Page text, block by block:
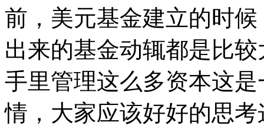
前，美元基金建立的时
出来的基金动辄都是比
手里管理这么多资本这
情，大家应该好好的思